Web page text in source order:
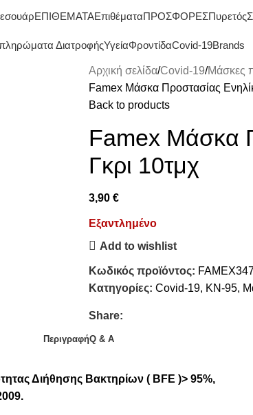
ΕΠΙΘΕΜΑΤΑΕπιθέματαΠΡΟΣΦΟΡΕΣΠυρετός
ΔιατροφήςΥγείαΦροντίδαCovid-19Brands
Αρχική σελίδα Covid-19 Μάσκες
Famex Μάσκα Προστασίας
Back to products
Famex Μάσκα
Γκρι 10τμχ
3,90 €
Εξαντλημένο
Add to wishlist
Κωδικός προϊόντος:
Κατηγορίες: Covid-19, KN-95,
Share:
ΠεριγραφήQ & A
Διήθησης Βακτηρίων ( BFE )> 95%,